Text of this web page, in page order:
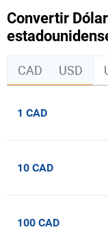
Convertir
CAD USD
1 CAD
10 CAD
100 CAD